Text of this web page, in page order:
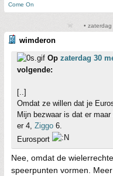
Come On
•
wimderon
Op zaterdag 30
volgende:
[..]
Omdat ze willen dat je
Mijn bezwaar is dat er
er 4, Ziggo 6.
Eurosport
Nee, omdat de
speerpunten vormen.